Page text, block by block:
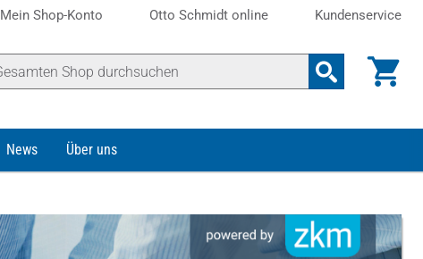
Mein Shop-Konto Otto Schmidt online Kundenservice
News Über uns